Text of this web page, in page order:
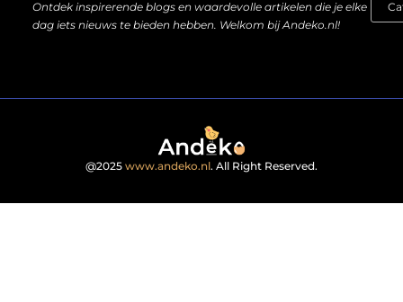
Ontdek inspirerende blogs en waardevolle artikelen die je elke
dag iets nieuws te bieden hebben. Welkom bij Andeko.nl!
@2025 www.andeko.nl. All Right Reserved.